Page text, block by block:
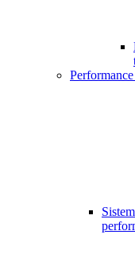
Performance